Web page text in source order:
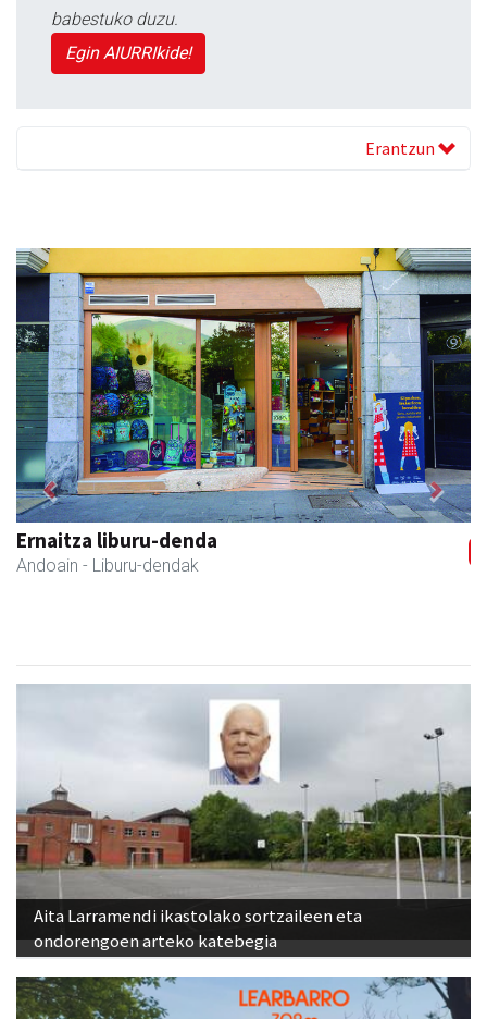
babestuko duzu.
Egin AIURRIkide!
Erantzun
Ernaitza liburu-denda
Andoain - Liburu-dendak
Previous Next
Aita Larramendi ikastolako sortzaileen eta
ondorengoen arteko katebegia